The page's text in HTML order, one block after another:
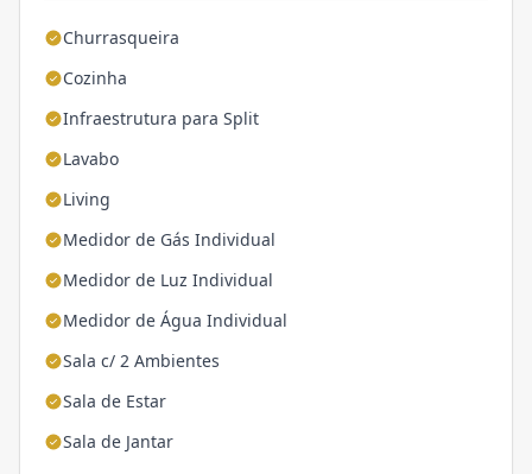
Churrasqueira
Cozinha
Infraestrutura para Split
Lavabo
Living
Medidor de Gás Individual
Medidor de Luz Individual
Medidor de Água Individual
Sala c/ 2 Ambientes
Sala de Estar
Sala de Jantar